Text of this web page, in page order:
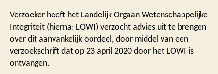
Verzoeker heeft het Landelijk Orgaan Wetenschappelijke
Integriteit (hierna: LOWI) verzocht advies uit te brengen
over dit aanvankelijk oordeel, door middel van een
verzoekschrift dat op 23 april 2020 door het LOWI is
ontvangen.